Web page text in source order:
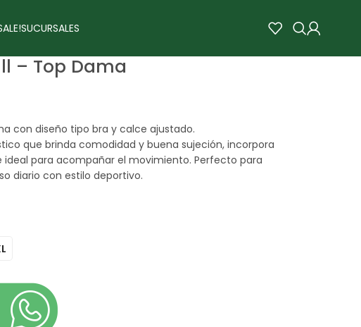
SUCURSALES
– Top Dama
con diseño tipo bra y calce ajustado.
que brinda comodidad y buena sujeción, incorpora
para acompañar el movimiento. Perfecto para
diario con estilo deportivo.